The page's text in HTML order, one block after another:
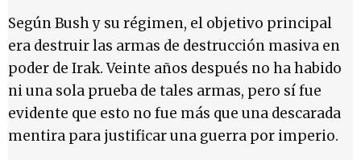
Según Bush y su régimen, el objetivo principal
era destruir las armas de destrucción masiva en
poder de Irak. Veinte años después no ha habido
ni una sola prueba de tales armas, pero sí fue
evidente que esto no fue más que una descarada
mentira para justificar una guerra por imperio.